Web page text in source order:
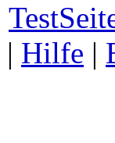
| Hilfe |